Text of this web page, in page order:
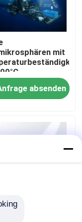
mit
4-
undabsenden